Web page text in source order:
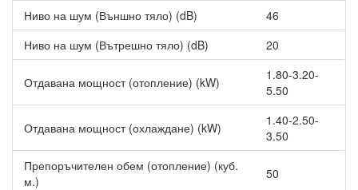
двата режим на работа.
WiFi адаптер (опция)
С новия WiFi контролер на Mitsubishi Electric имате
възможността да контролирате климата у дома или в офиса от
всяка точка на света.
Ниво на шум (Външно тяло) (dB)
46
Ниво на шум (Вътрешно тяло) (dB)
20
Отдавана мощност (отопление) (kW)
1.80-3.20-
5.50
Отдавана мощност (охлаждане) (kW)
1.40-2.50-
3.50
Препоръчителен обем (отопление) (куб.
м.)
50